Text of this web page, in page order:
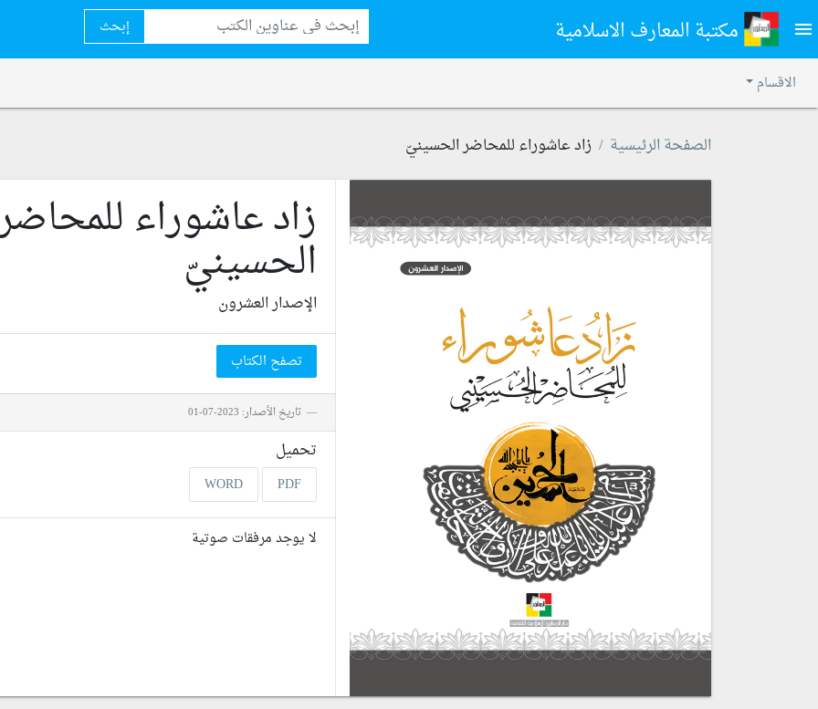
menu مكتبة المعارف الاسلامية إبحث
الاقسام
الصفحة الرئيسية زاد عاشوراء للمحاضر الحسينيّ
زاد عاشوراء
الحسينيّ
الإصدار العشرون
تصفح الكتاب
تاريخ الأصدار: 2023-07-01
تحميل
PDF
WORD
لا يوجد مرفقات صوتية